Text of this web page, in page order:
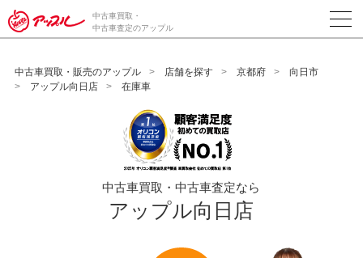
/*ABテスト_新規査定フォームの為のCVボタン*/
中古車買取・
中古車査定のアップル
中古車買取・販売のアップル 店舗を探す 京都府
向日市
アップル向日店
在庫車
中古車買取・中古車査定なら
アップル向日店